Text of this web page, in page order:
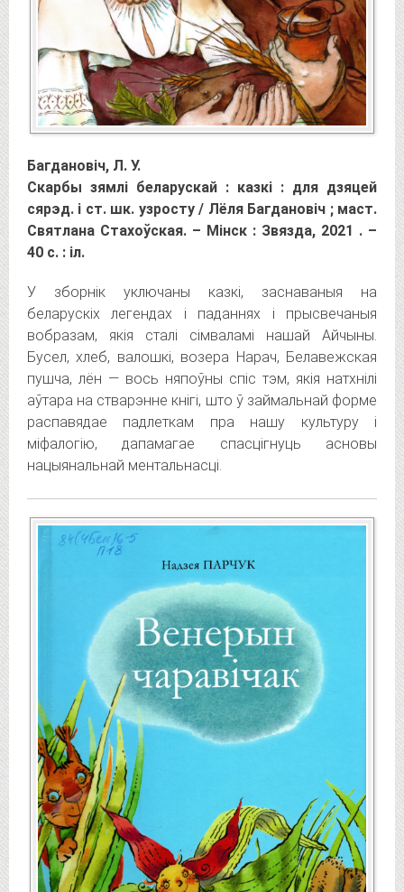
Багдановіч, Л. У.
Скарбы зямлі беларускай : казкі : для дзяцей
сярэд. і ст. шк. узросту / Лёля Багдановіч ; маст.
Святлана Стахоўская. – Мінск : Звязда, 2021 . –
40 с. : іл.
У зборнік уключаны казкі, заснаваныя на
беларускіх легендах і паданнях і прысвечаныя
вобразам, якія сталі сімваламі нашай Айчыны.
Бусел, хлеб, валошкі, возера Нарач, Белавежская
пушча, лён — вось няпоўны спіс тэм, якія натхнілі
аўтара на стварэнне кнігі, што ў займальнай форме
распавядае падлеткам пра нашу культуру і
міфалогію, дапамагае спасцігнуць асновы
нацыянальнай ментальнасці.